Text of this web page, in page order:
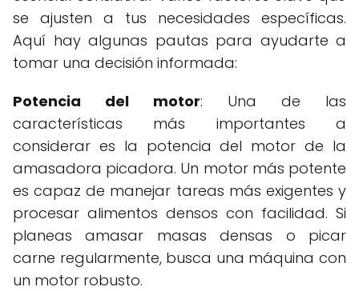
se ajusten a tus necesidades específicas.
Aquí hay algunas pautas para ayudarte a
tomar una decisión informada:
Potencia del motor: Una de las
características más importantes a
considerar es la potencia del motor de la
amasadora picadora. Un motor más potente
es capaz de manejar tareas más exigentes y
procesar alimentos densos con facilidad. Si
planeas amasar masas densas o picar
carne regularmente, busca una máquina con
un motor robusto.